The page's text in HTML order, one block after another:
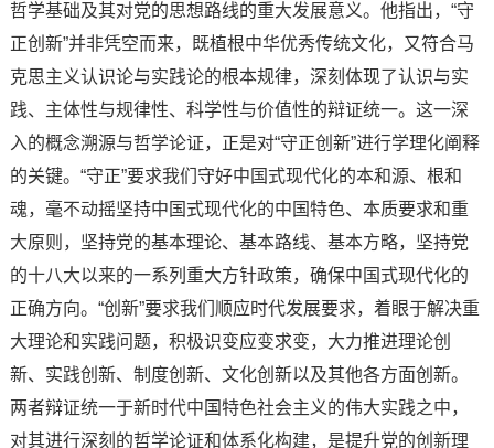
哲学基础及其对党的思想路线的重大发展意义。他指出，“守
正创新”并非凭空而来，既植根中华优秀传统文化，又符合马
克思主义认识论与实践论的根本规律，深刻体现了认识与实
践、主体性与规律性、科学性与价值性的辩证统一。这一深
入的概念溯源与哲学论证，正是对“守正创新”进行学理化阐释
的关键。“守正”要求我们守好中国式现代化的本和源、根和
魂，毫不动摇坚持中国式现代化的中国特色、本质要求和重
大原则，坚持党的基本理论、基本路线、基本方略，坚持党
的十八大以来的一系列重大方针政策，确保中国式现代化的
正确方向。“创新”要求我们顺应时代发展要求，着眼于解决重
大理论和实践问题，积极识变应变求变，大力推进理论创
新、实践创新、制度创新、文化创新以及其他各方面创新。
两者辩证统一于新时代中国特色社会主义的伟大实践之中，
对其进行深刻的哲学论证和体系化构建，是提升党的创新理